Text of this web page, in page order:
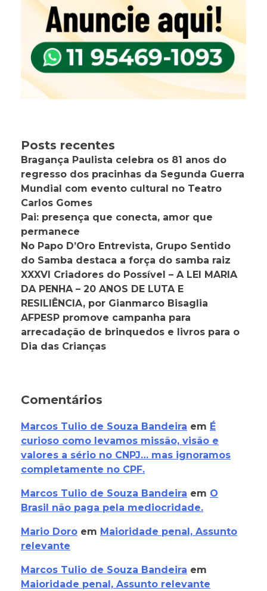
Posts recentes
Bragança Paulista celebra os 81 anos do
regresso dos pracinhas da Segunda Guerra
Mundial com evento cultural no Teatro
Carlos Gomes
Pai: presença que conecta, amor que
permanece
No Papo D’Oro Entrevista, Grupo Sentido
do Samba destaca a força do samba raiz
XXXVI Criadores do Possível – A LEI MARIA
DA PENHA – 20 ANOS DE LUTA E
RESILIÊNCIA, por Gianmarco Bisaglia
AFPESP promove campanha para
arrecadação de brinquedos e livros para o
Dia das Crianças
Comentários
Marcos Tulio de Souza Bandeira em É
curioso como levamos missão, visão e
valores a sério no CNPJ… mas ignoramos
completamente no CPF.
Marcos Tulio de Souza Bandeira em O
Brasil não paga pela mediocridade.
Mario Doro em Maioridade penal, Assunto
relevante
Marcos Tulio de Souza Bandeira em
Maioridade penal, Assunto relevante